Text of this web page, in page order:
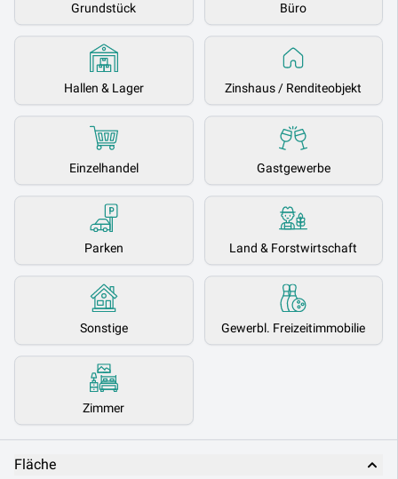
Grundstück Büro
Hallen & Lager Zinshaus / Renditeobjekt
Einzelhandel Gastgewerbe
Parken Land & Forstwirtschaft
Sonstige Gewerbl. Freizeitimmobilie
Zimmer
Fläche